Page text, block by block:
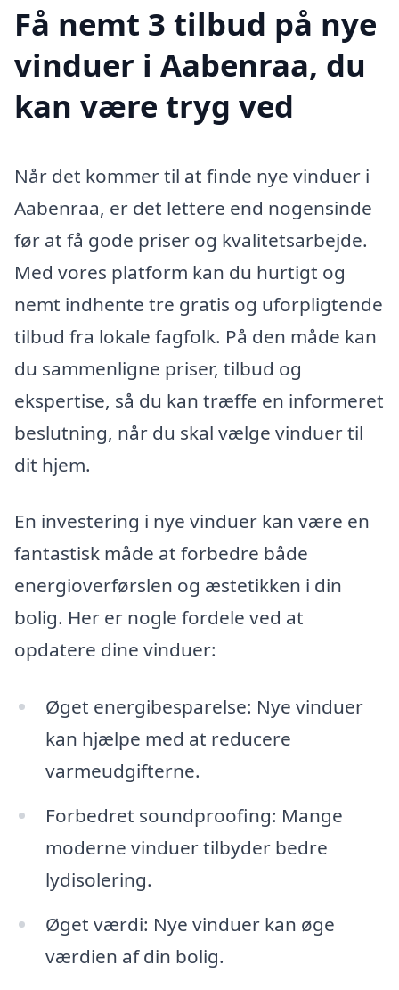
Få nemt 3 tilbud på nye
vinduer i Aabenraa, du
kan være tryg ved
Når det kommer til at finde nye vinduer i
Aabenraa, er det lettere end nogensinde
før at få gode priser og kvalitetsarbejde.
Med vores platform kan du hurtigt og
nemt indhente tre gratis og uforpligtende
tilbud fra lokale fagfolk. På den måde kan
du sammenligne priser, tilbud og
ekspertise, så du kan træffe en informeret
beslutning, når du skal vælge vinduer til
dit hjem.
En investering i nye vinduer kan være en
fantastisk måde at forbedre både
energioverførslen og æstetikken i din
bolig. Her er nogle fordele ved at
opdatere dine vinduer:
Øget energibesparelse: Nye vinduer
kan hjælpe med at reducere
varmeudgifterne.
Forbedret soundproofing: Mange
moderne vinduer tilbyder bedre
lydisolering.
Øget værdi: Nye vinduer kan øge
værdien af din bolig.